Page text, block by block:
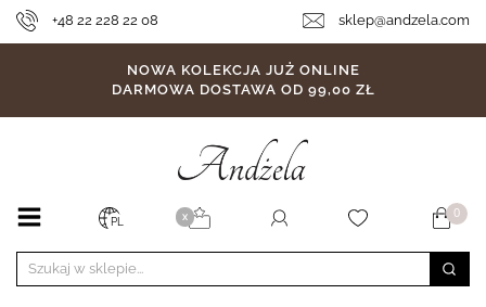
+48 22 228 22 08 sklep@andzela.com
NOWA KOLEKCJA JUŻ ONLINE
DARMOWA DOSTAWA OD 99,00 ZŁ
PL X 0